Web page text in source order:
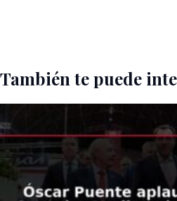
También te puede